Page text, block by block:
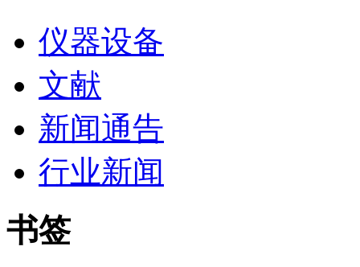
仪器设备
文献
新闻通告
行业新闻
书签